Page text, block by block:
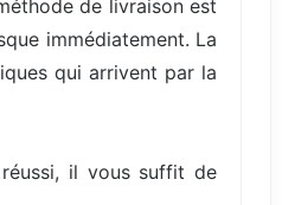
de livraison est
immédiatement. La
qui arrivent par la
il vous suffit de